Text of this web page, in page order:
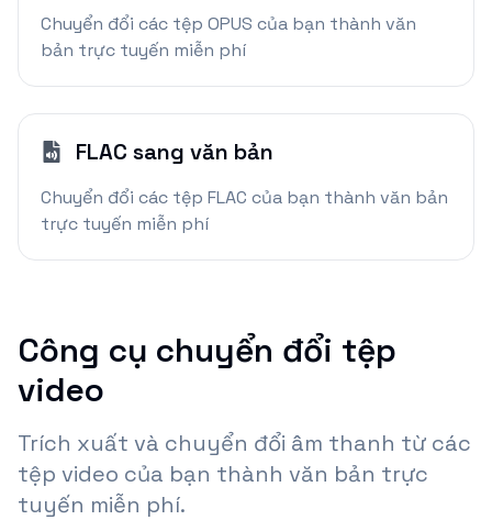
Chuyển đổi các tệp OPUS của bạn thành văn
bản trực tuyến miễn phí
FLAC sang văn bản
Chuyển đổi các tệp FLAC của bạn thành văn bản
trực tuyến miễn phí
Công cụ chuyển đổi tệp
video
Trích xuất và chuyển đổi âm thanh từ các
tệp video của bạn thành văn bản trực
tuyến miễn phí.